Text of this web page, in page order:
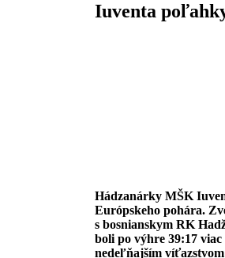
Iuventa
Hádzanárky MŠK
Európskeho pohára.
s bosnianskym RK
boli po výhre 39:17
nedeľňajším víťazstvom